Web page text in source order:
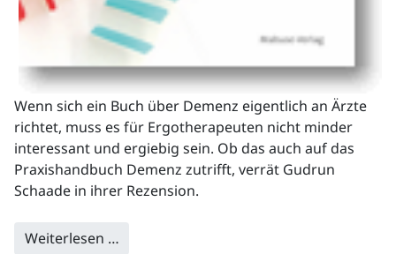
Wenn sich ein Buch über Demenz eigentlich an Ärzte
richtet, muss es für Ergotherapeuten nicht minder
interessant und ergiebig sein. Ob das auch auf das
Praxishandbuch Demenz zutrifft, verrät Gudrun
Schaade in ihrer Rezension.
Weiterlesen …